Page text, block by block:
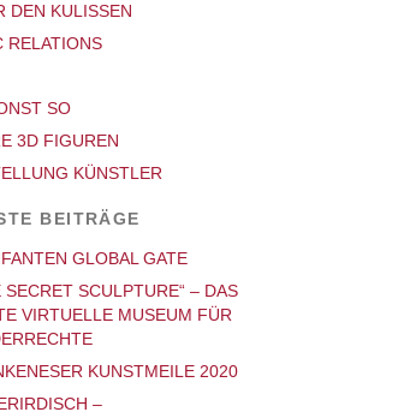
DEN KULISSEN
RELATIONS
SO
3D FIGUREN
KÜNSTLER
BEITRÄGE
GLOBAL GATE
SECRET SCULPTURE“ – DAS
VIRTUELLE MUSEUM FÜR
KUNSTMEILE 2020
–